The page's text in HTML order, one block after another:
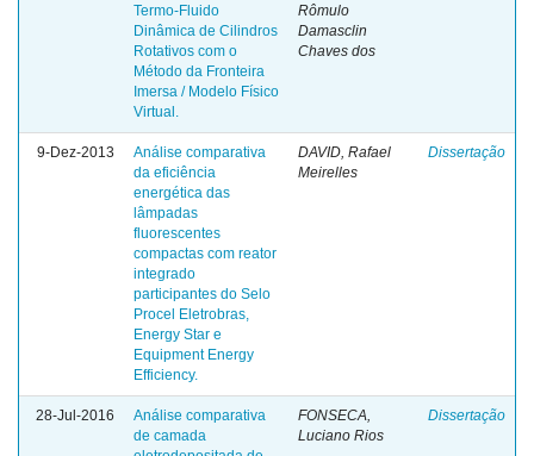
Termo-Fluido
Dinâmica de Cilindros
Rotativos com o
Método da Fronteira
Imersa / Modelo Físico
Virtual.
Rômulo
Damasclin
Chaves dos
9-Dez-2013
Análise comparativa
da eficiência
energética das
lâmpadas
fluorescentes
compactas com reator
integrado
participantes do Selo
Procel Eletrobras,
Energy Star e
Equipment Energy
Efficiency.
DAVID, Rafael
Meirelles
Dissertação
28-Jul-2016
Análise comparativa
de camada
FONSECA,
Luciano Rios
Dissertação